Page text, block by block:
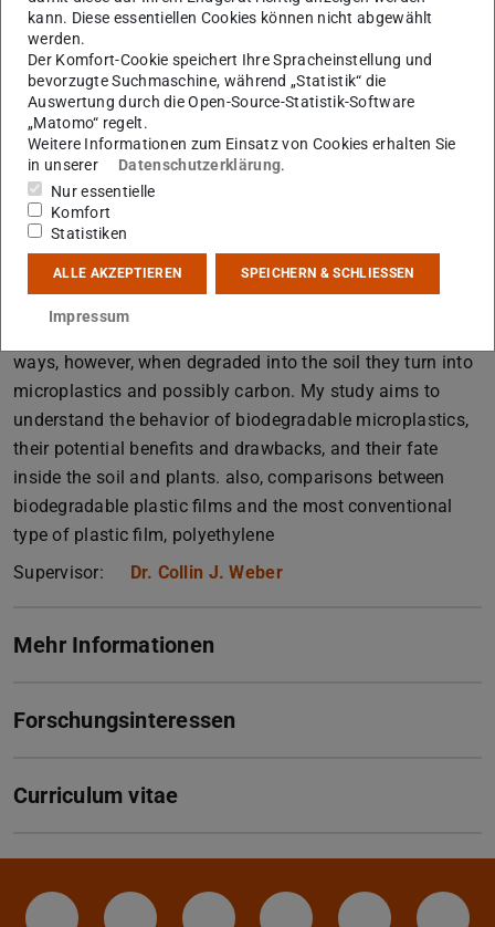
B2|01 238
Schnittspahnstraße 9
64287Darmstadt
Master's thesis topic
Investigating the Effects of Microplastic Contamination
of Biodegradable Plastic Films Used in Agriculture on
Plant Performance and Nutrient Availability: A Study on
Growth and Contamination.
ways, however, when degraded into the soil they turn into
microplastics and possibly carbon. My study aims to
understand the behavior of biodegradable microplastics,
their potential benefits and drawbacks, and their fate
inside the soil and plants. also, comparisons between
biodegradable plastic films and the most conventional
type of plastic film, polyethylene
Supervisor:
Dr. Collin J. Weber
Mehr Informationen
Forschungsinteressen
Curriculum vitae
kann. Diese essentiellen Cookies können nicht abgewählt
werden.
Der Komfort-Cookie speichert Ihre Spracheinstellung und
bevorzugte Suchmaschine, während „Statistik“ die
Auswertung durch die Open-Source-Statistik-Software
„Matomo“ regelt.
Weitere Informationen zum Einsatz von Cookies erhalten Sie
in unserer
Datenschutzerklärung.
Nur essentielle
Komfort
Statistiken
ALLE AKZEPTIEREN SPEICHERN & SCHLIESSEN
Impressum